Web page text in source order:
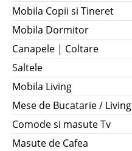
Mobila Copii si Tineret
Mobila Dormitor
Canapele | Coltare
Saltele
Mobila Living
Mese de Bucatarie / Living
Comode si masute Tv
Masute de Cafea